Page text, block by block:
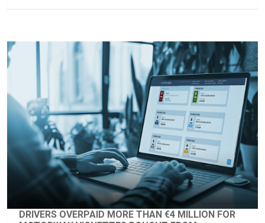
DRIVERS OVERPAID MORE THAN €4 MILLION FOR